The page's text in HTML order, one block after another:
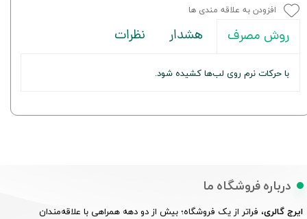
افزودن به علاقه مندی ها
روش مصرف هشدار نظرات
با حرکات نرم روی لب‌ها کشیده شود.
درباره فروشگاه ما
ایرج گالری، فراتر از یک فروشگاه؛ بیش از دو دهه همراهی با علاقه‌مندان